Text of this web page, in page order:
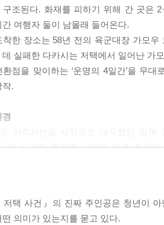
구조된다. 화재를 피하기 위해 간 곳은
간 여행자 둘이 남몰래 들어온다.
착한 장소는 58년 전의 육군대장 가모
데 실패한 다카시는 저택에서 일어난
환점을 맞이하는 ‘운명의 4일간’을 무
작.
이 사건은 무력을 사용해 원로 중신
독일에 접근하여 파시즘 진영을 이루
있다.)
저택 사건』의 진짜 주인공은 청년이
떤 의미가 있는지를 묻고 있다.